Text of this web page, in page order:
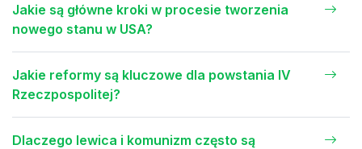
Jakie są główne kroki w procesie tworzenia
nowego stanu w USA?
Jakie reformy są kluczowe dla powstania IV
Rzeczpospolitej?
Dlaczego lewica i komunizm często są